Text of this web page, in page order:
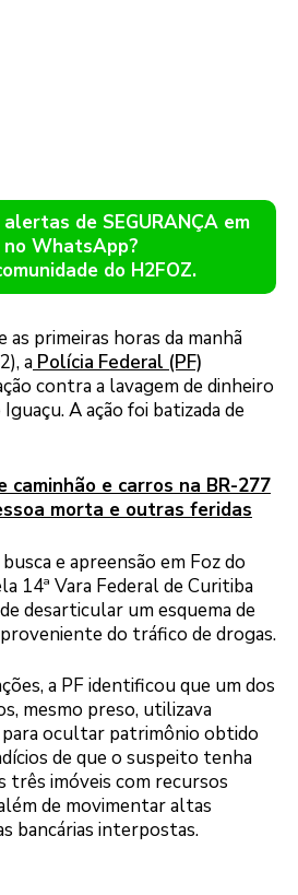
de SEGURANÇA em
no WhatsApp?
do H2FOZ.
as primeiras horas da manhã
a Polícia Federal (PF)
contra a lavagem de dinheiro
A ação foi batizada de
caminhão e carros na BR-277
morta e outras feridas
e apreensão em Foz do
14ª Vara Federal de Curitiba
desarticular um esquema de
do tráfico de drogas.
a PF identificou que um dos
mesmo preso, utilizava
para ocultar patrimônio obtido
de que o suspeito tenha
três imóveis com recursos
de movimentar altas
bancárias interpostas.